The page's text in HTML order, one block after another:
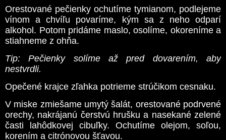
Orestované pečienky ochutíme tymianom, podlejeme
vínom a chvíľu povaríme, kým sa z neho odparí
alkohol. Potom pridáme maslo, osolíme, okoreníme a
stiahneme z ohňa.
Tip: Pečienky solíme až pred dovarením, aby
nestvrdli.
Opečené krajce zľahka potrieme strúčikom cesnaku.
V miske zmiešame umytý šalát, orestované podrvené
orechy, nakrájanú čerstvú hrušku a nasekané zelené
časti lahôdkovej cibuľky. Ochutíme olejom, soľou,
korením a citrónovou šťavou.